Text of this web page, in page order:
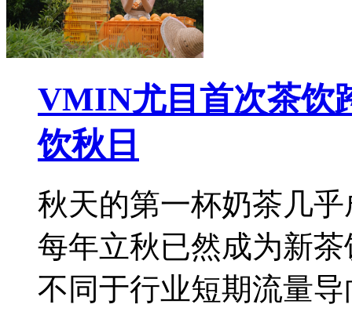
VMIN尤目首次茶饮
饮秋日
秋天的第一杯奶茶几
每年立秋已然成为新
不同于行业短期流量